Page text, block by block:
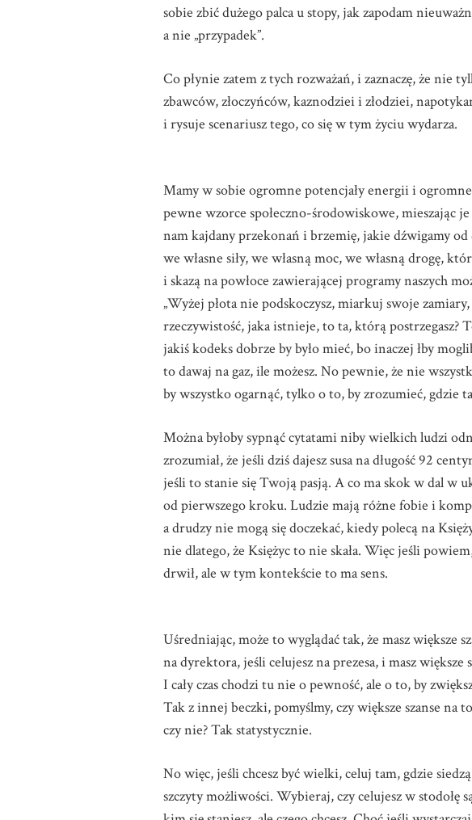
sobie zbić dużego palca u stopy, jak zapodam
a nie „przypadek”.
Co płynie zatem z tych rozważań, i zaznaczę, że nie
zbawców, złoczyńców, kaznodziei i złodziei,
i rysuje scenariusz tego, co się w tym życiu wydarza.
Mamy w sobie ogromne potencjały energii i
pewne wzorce społeczno-środowiskowe, mieszając
nam kajdany przekonań i brzemię, jakie dźwigamy
we własne siły, we własną moc, we własną drogę,
i skazą na powłoce zawierającej programy naszych
„Wyżej płota nie podskoczysz, miarkuj swoje
rzeczywistość, jaka istnieje, to ta, którą postrzegasz?
jakiś kodeks dobrze by było mieć, bo inaczej łby
to dawaj na gaz, ile możesz. No pewnie, że nie
by wszystko ogarnąć, tylko o to, by zrozumieć, gdzie
Można byłoby sypnąć cytatami niby wielkich ludzi
zrozumiał, że jeśli dziś dajesz susa na długość 92
jeśli to stanie się Twoją pasją. A co ma skok w dal w
od pierwszego kroku. Ludzie mają różne fobie i
a drudzy nie mogą się doczekać, kiedy polecą na
nie dlatego, że Księżyc to nie skała. Więc jeśli
drwił, ale w tym kontekście to ma sens.
Uśredniając, może to wyglądać tak, że masz większe
na dyrektora, jeśli celujesz na prezesa, i masz większe
I cały czas chodzi tu nie o pewność, ale o to, by
Tak z innej beczki, pomyślmy, czy większe szanse
czy nie? Tak statystycznie.
No więc, jeśli chcesz być wielki, celuj tam, gdzie
szczyty możliwości. Wybieraj, czy celujesz w stodołę